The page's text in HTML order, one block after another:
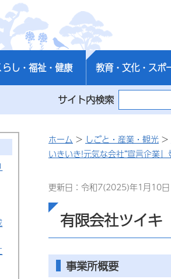
県
らし・福祉・健康 教育・文化・スポ
サイト内検索
ホーム > しごと・産業・観光 >
いきいき!元気な会社”宣言企業
更新日：令和7(2025)年1月10日
有限会社ツイキ
事業所概要